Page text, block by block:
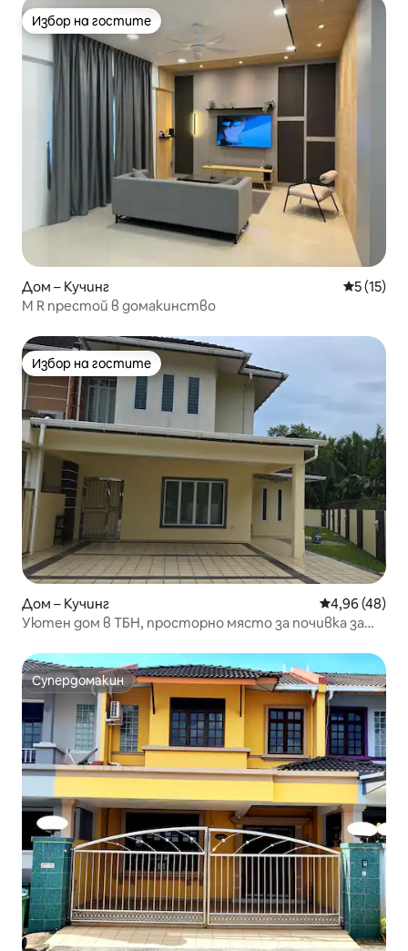
Избор на гостите
Избор на гостите
Дом – Кучинг Средна
5 (15)
M R престой в домакинство
Избор на гостите
Избор на гостите
Дом – Кучинг Средна
4,96 (48)
Уютен дом в ТБН, просторно място за почивка за
Супердомакин
Супердомакин